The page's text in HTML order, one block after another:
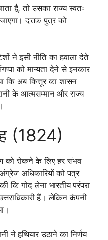
है, तो उसका राज्य स्वतः
दत्तक पुत्र को
ने इसी नीति का हवाला देते
को मान्यता देने से इनकार
कि अब कित्तूर का शासन
के आत्मसम्मान और राज्य
(1824)
को रोकने के लिए हर संभव
अधिकारियों को पत्र
गोद लेना भारतीय परंपरा
हैं। लेकिन कंपनी
ने हथियार उठाने का निर्णय